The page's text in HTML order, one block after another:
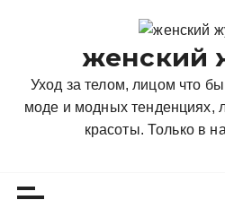
женский
Уход за телом, лицом что
моде и модных тенденциях,
красоты. Только в